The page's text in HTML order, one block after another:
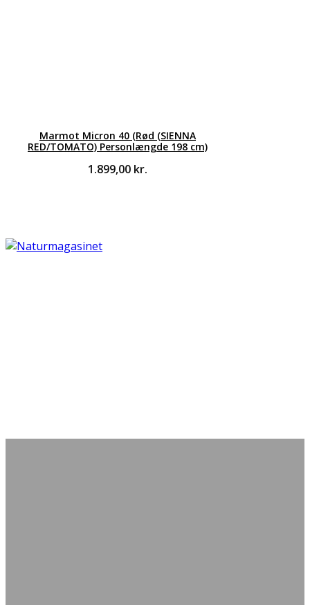
Marmot Micron 40 (Rød (SIENNA
RED/TOMATO) Personlængde 198 cm)
1.899,00 kr.